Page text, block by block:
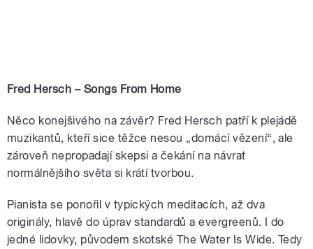
Fred Hersch – Songs From Home
Něco konejšivého na závěr? Fred Hersch patří k plejádě
muzikantů, kteří sice těžce nesou „domácí vězení“, ale
zároveň nepropadají skepsi a čekání na návrat
normálnějšího světa si krátí tvorbou.
Pianista se ponořil v typických meditacích, až dva
originály, hlavě do úprav standardů a evergreenů. I do
jedné lidovky, původem skotské The Water Is Wide. Tedy